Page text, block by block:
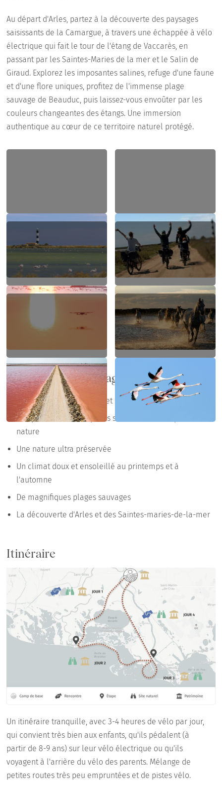
Au départ d'Arles, partez à la découverte des paysages
saisissants de la Camargue, à travers une échappée à vélo
électrique qui fait le tour de l'étang de Vaccarès, en
passant par les Saintes-Maries de la mer et le Salin de
Giraud. Explorez les imposantes salines, refuge d'une faune
et d'une flore uniques, profitez de l'immense plage
sauvage de Beauduc, puis laissez-vous envoûter par les
couleurs changeantes des étangs. Une immersion
authentique au cœur de ce territoire naturel protégé.
Points forts du voyage
Des paysages entre terre et mer
Des petites routes et pistes sablonneuses en pleine
nature
Une nature ultra préservée
Un climat doux et ensoleillé au printemps et à
l'automne
De magnifiques plages sauvages
La découverte d'Arles et des Saintes-maries-de-la-mer
Itinéraire
Un itinéraire tranquille, avec 3-4 heures de vélo par jour,
qui convient très bien aux enfants, qu'ils pédalent (à
partir de 8-9 ans) sur leur vélo électrique ou qu'ils
voyagent à l'arrière du vélo des parents. Mélange de
petites routes très peu empruntées et de pistes vélo.